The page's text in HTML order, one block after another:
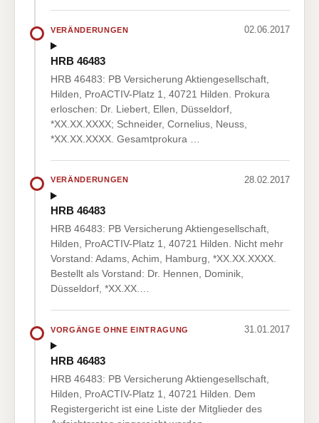
VERÄNDERUNGEN 02.06.2017
HRB 46483
HRB 46483: PB Versicherung Aktiengesellschaft,
Hilden, ProACTIV-Platz 1, 40721 Hilden. Prokura
erloschen: Dr. Liebert, Ellen, Düsseldorf,
*XX.XX.XXXX; Schneider, Cornelius, Neuss,
*XX.XX.XXXX. Gesamtprokura …
VERÄNDERUNGEN 28.02.2017
HRB 46483
HRB 46483: PB Versicherung Aktiengesellschaft,
Hilden, ProACTIV-Platz 1, 40721 Hilden. Nicht mehr
Vorstand: Adams, Achim, Hamburg, *XX.XX.XXXX.
Bestellt als Vorstand: Dr. Hennen, Dominik,
Düsseldorf, *XX.XX.…
VORGÄNGE OHNE EINTRAGUNG 31.01.2017
HRB 46483
HRB 46483: PB Versicherung Aktiengesellschaft,
Hilden, ProACTIV-Platz 1, 40721 Hilden. Dem
Registergericht ist eine Liste der Mitglieder des